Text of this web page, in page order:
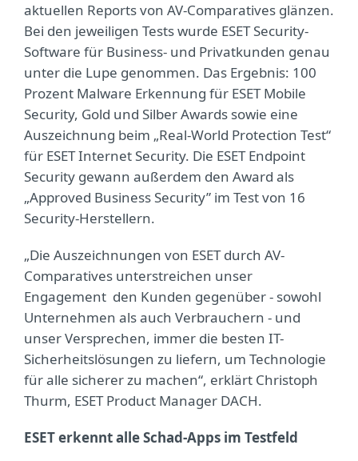
aktuellen Reports von AV-Comparatives glänzen.
Bei den jeweiligen Tests wurde ESET Security-
Software für Business- und Privatkunden genau
unter die Lupe genommen. Das Ergebnis: 100
Prozent Malware Erkennung für ESET Mobile
Security, Gold und Silber Awards sowie eine
Auszeichnung beim „Real-World Protection Test“
für ESET Internet Security. Die ESET Endpoint
Security gewann außerdem den Award als
„Approved Business Security” im Test von 16
Security-Herstellern.
„Die Auszeichnungen von ESET durch AV-
Comparatives unterstreichen unser
Engagement den Kunden gegenüber - sowohl
Unternehmen als auch Verbrauchern - und
unser Versprechen, immer die besten IT-
Sicherheitslösungen zu liefern, um Technologie
für alle sicherer zu machen“, erklärt Christoph
Thurm, ESET Product Manager DACH.
ESET erkennt alle Schad-Apps im Testfeld